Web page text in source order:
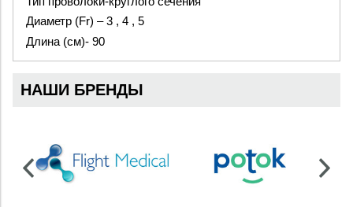
Диаметр (Fr) – 3 , 4 , 5
Длина (см)- 90
НАШИ БРЕНДЫ